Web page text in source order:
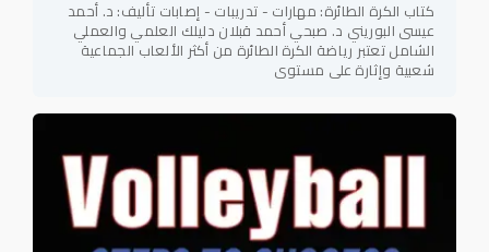
كتاب الكرة الطائرة: مهارات - تدريبات - إصابات تأليف: د. أحمد
عيسى البوريني د. صبحي أحمد قبلان دليلك العلمي والعملي
الشامل تعتبر رياضة الكرة الطائرة من أكثر الألعاب الجماعية
شعبية وإثارة على مستوى